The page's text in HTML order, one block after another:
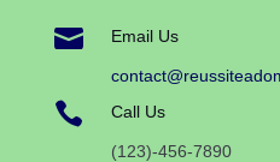
 Email Us
 Call Us
(123)-456-7890